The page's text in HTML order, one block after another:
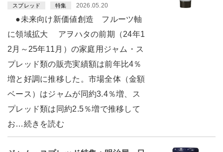
スプレッド 特集 2026.05.20
●未来向け新価値創造 フルーツ軸
に領域拡大 アヲハタの前期（24年1
2月～25年11月）の家庭用ジャム・ス
プレッド類の販売実績額は前年比4％
増と好調に推移した。市場全体（金額
ベース）はジャムが同約3.4％増、ス
プレッド類は同約2.5％増で推移して
お…続きを読む